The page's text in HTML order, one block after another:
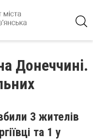
Донеччині.
3 жителів
та 1 у